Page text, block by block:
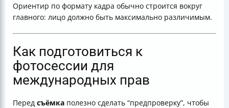
Ориентир по формату кадра обычно строится вокруг
главного: лицо должно быть максимально различимым.
Как подготовиться к
фотосессии для
международных прав
Перед съёмка полезно сделать “предпроверку”, чтобы